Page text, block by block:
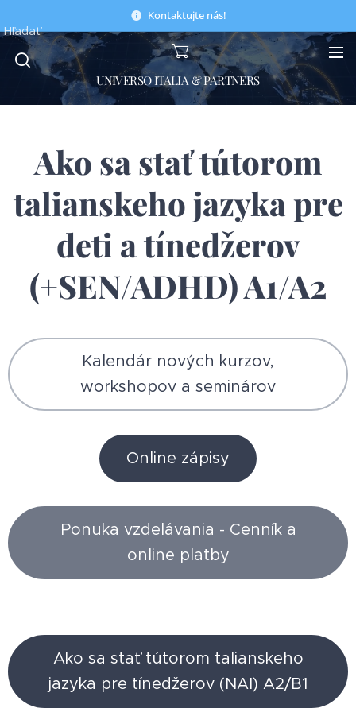
Kontaktujte nás!
UNIVERSO ITALIA & PARTNERS
Hľadať
Ako sa stať tútorom
talianskeho jazyka pre
deti a tínedžerov
(+SEN/ADHD) A1/A2
Kalendár nových kurzov,
workshopov a seminárov
Online zápisy
Ponuka vzdelávania - Cenník a
online platby
Ako sa stať tútorom talianskeho
jazyka pre tínedžerov (NAI) A2/B1